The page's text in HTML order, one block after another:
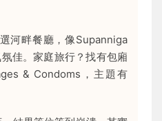
河畔餐廳，像Supanniga
佳。家庭旅行？找有包廂
& Condoms，主題有